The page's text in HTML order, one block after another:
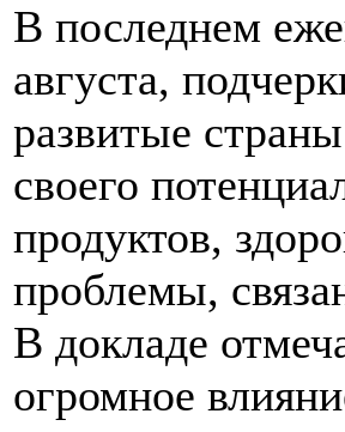
В последнем
августа,
развитые
своего
продуктов,
проблемы,
В докладе
огромное